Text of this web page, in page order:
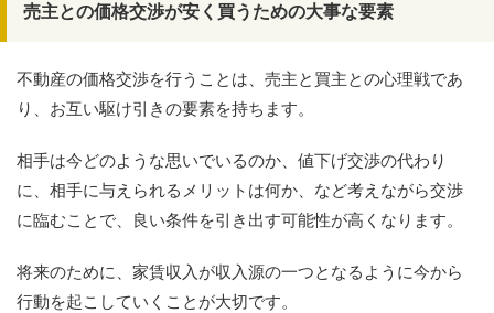
売主との価格交渉が安く買うための大事な要素
不動産の価格交渉を行うことは、売主と買主との心理戦であ
り、お互い駆け引きの要素を持ちます。
相手は今どのような思いでいるのか、値下げ交渉の代わり
に、相手に与えられるメリットは何か、など考えながら交渉
に臨むことで、良い条件を引き出す可能性が高くなります。
将来のために、家賃収入が収入源の一つとなるように今から
行動を起こしていくことが大切です。